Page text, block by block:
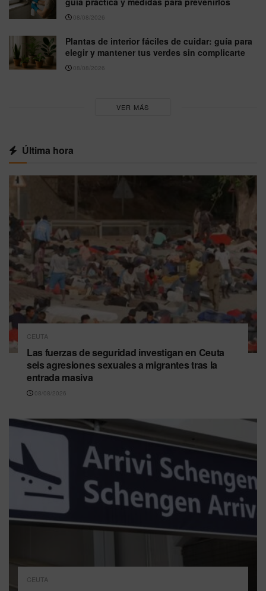
08/08/2026
Plantas de interior fáciles de cuidar: guía para
elegir y mantener tus verdes sin complicarte
08/08/2026
VER MÁS
Última hora
CEUTA
Las fuerzas de seguridad investigan en Ceuta
seis agresiones sexuales a migrantes tras la
entrada masiva
08/08/2026
CEUTA